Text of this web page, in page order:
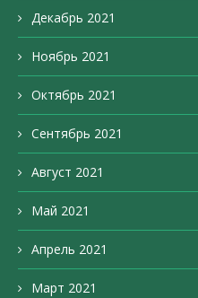
Декабрь 2021
Ноябрь 2021
Октябрь 2021
Сентябрь 2021
Август 2021
Май 2021
Апрель 2021
Март 2021